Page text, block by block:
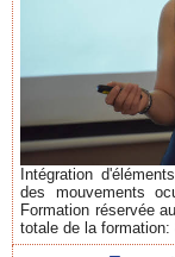
Intégration
des mouvements
Formation réservée
totale de la